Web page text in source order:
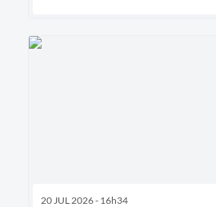
20 JUL 2026 - 16h34